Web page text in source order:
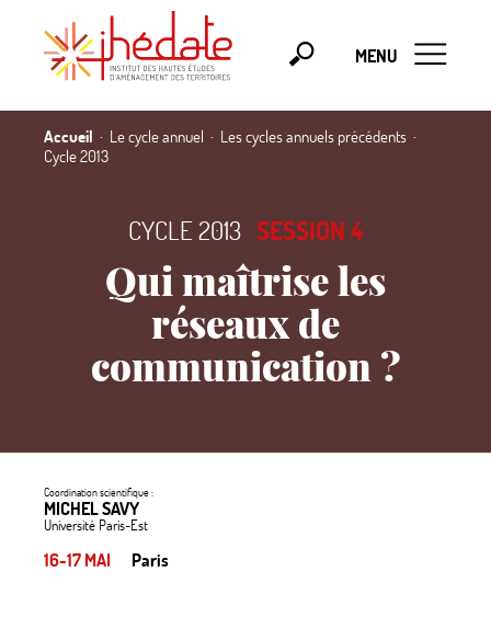
MENU
Accueil Le cycle annuel
Les cycles annuels précédents
Cycle 2013
CYCLE 2013· SESSION 4
Qui maîtrise les
réseaux de
communication ?
Coordination scientifique :
MICHEL SAVY
Université Paris-Est
16-17 MAI Paris